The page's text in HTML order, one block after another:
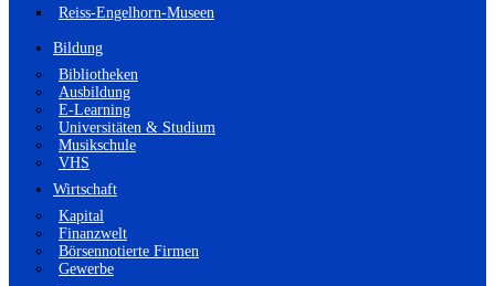
Reiss-Engelhorn-Museen
Bildung
Bibliotheken
Ausbildung
E-Learning
Universitäten & Studium
Musikschule
VHS
Wirtschaft
Kapital
Finanzwelt
Börsennotierte Firmen
Gewerbe